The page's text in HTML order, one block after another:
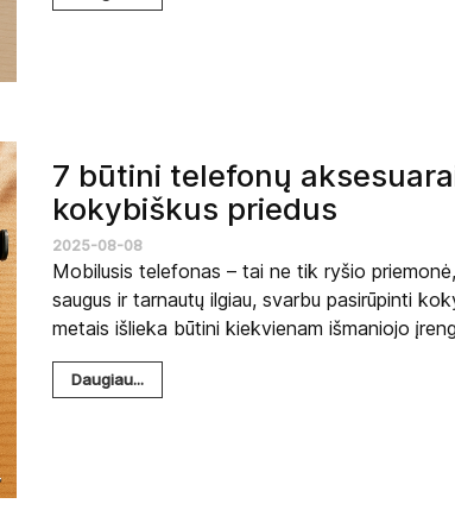
7 būtini telefonų
kokybiškus priedus
2025-08-08
Mobilusis telefonas – tai ne tik ryšio
saugus ir tarnautų ilgiau, svarbu pasirūpinti
metais išlieka būtini kiekvienam išmaniojo
Daugiau...